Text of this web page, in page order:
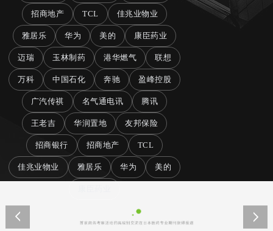
招商地产 TCL 佳兆业物业
雅居乐 华为 美的 康臣药业
迈瑞 玉林制药 港华燃气 联想
万科 中国石化 奔驰 盈峰控股
广汽传祺 名气通电讯 腾讯
王老吉 华润置地 友邦保险
招商银行 招商地产 TCL
佳兆业物业 雅居乐 华为 美的